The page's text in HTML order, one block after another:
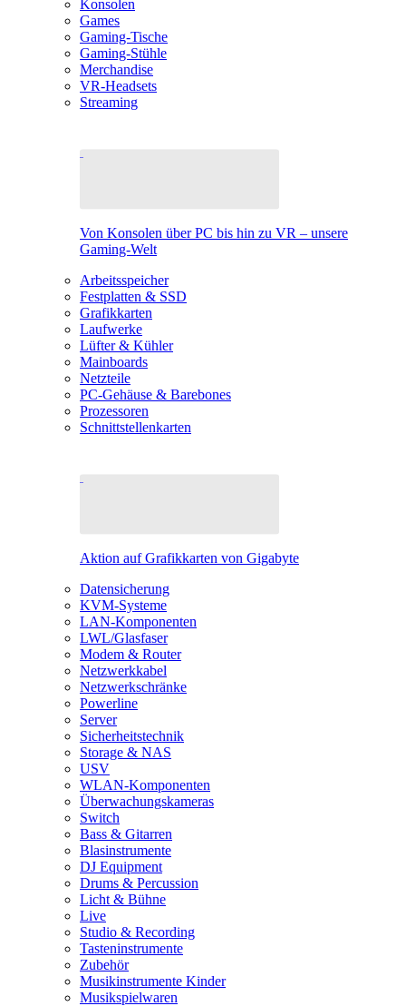
Konsolen
Games
Gaming-Tische
Gaming-Stühle
Merchandise
VR-Headsets
Streaming
Von Konsolen über PC bis hin zu VR – unsere
Gaming-Welt
Arbeitsspeicher
Festplatten & SSD
Grafikkarten
Laufwerke
Lüfter & Kühler
Mainboards
Netzteile
PC-Gehäuse & Barebones
Prozessoren
Schnittstellenkarten
Aktion auf Grafikkarten von Gigabyte
Datensicherung
KVM-Systeme
LAN-Komponenten
LWL/Glasfaser
Modem & Router
Netzwerkkabel
Netzwerkschränke
Powerline
Server
Sicherheitstechnik
Storage & NAS
USV
WLAN-Komponenten
Überwachungskameras
Switch
Bass & Gitarren
Blasinstrumente
DJ Equipment
Drums & Percussion
Licht & Bühne
Live
Studio & Recording
Tasteninstrumente
Zubehör
Musikinstrumente Kinder
Musikspielwaren